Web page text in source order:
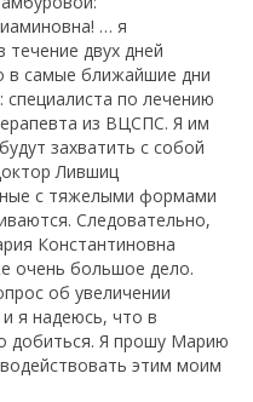
… я
двух дней
в самые ближайшие дни
специалиста по лечению
из ВЦСПС. Я им
захватить с собой
Лившиц
с тяжелыми формами
Следовательно,
Константиновна
очень большое дело.
об увеличении
я надеюсь, что в
добиться. Я прошу Марию
этим моим